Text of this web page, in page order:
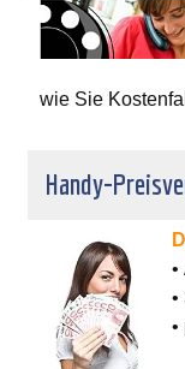
wie Sie
Handy-